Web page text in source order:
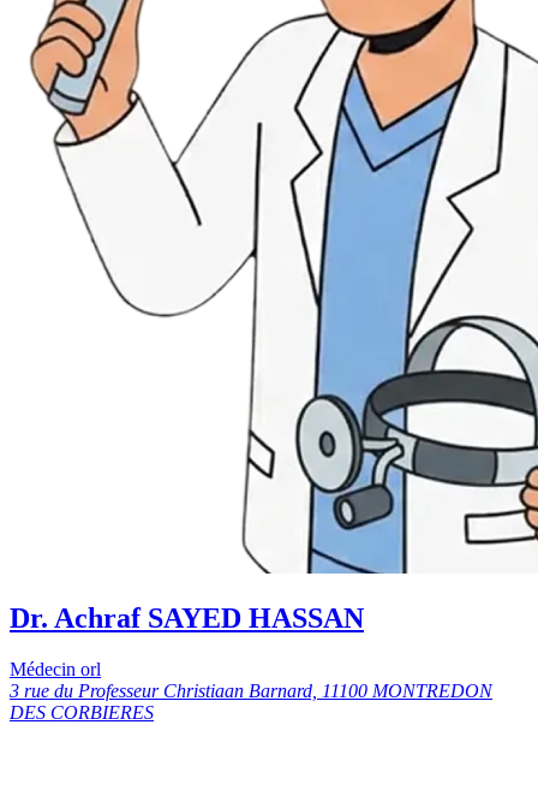
Dr. Achraf SAYED HASSAN
Médecin orl
3 rue du Professeur Christiaan Barnard, 11100 MONTREDON
DES CORBIERES